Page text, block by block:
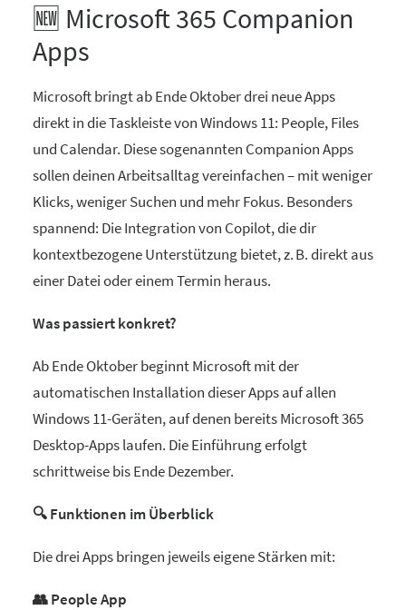
🆕 Microsoft 365 Companion
Apps
Microsoft bringt ab Ende Oktober drei neue Apps
direkt in die Taskleiste von Windows 11: People, Files
und Calendar. Diese sogenannten Companion Apps
sollen deinen Arbeitsalltag vereinfachen – mit weniger
Klicks, weniger Suchen und mehr Fokus. Besonders
spannend: Die Integration von Copilot, die dir
kontextbezogene Unterstützung bietet, z. B. direkt aus
einer Datei oder einem Termin heraus.
Was passiert konkret?
Ab Ende Oktober beginnt Microsoft mit der
automatischen Installation dieser Apps auf allen
Windows 11-Geräten, auf denen bereits Microsoft 365
Desktop-Apps laufen. Die Einführung erfolgt
schrittweise bis Ende Dezember.
🔍 Funktionen im Überblick
Die drei Apps bringen jeweils eigene Stärken mit:
👥 People App